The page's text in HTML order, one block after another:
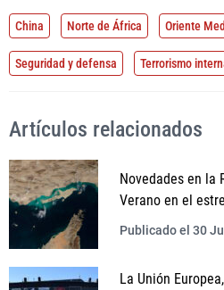
China Norte de África Oriente
Seguridad y defensa Terrorismo
Artículos relacionados
Novedades en la
Verano en el
Publicado el 30
La Unión